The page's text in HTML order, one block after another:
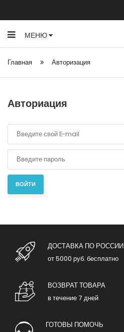
МЕНЮ
Главная Авторизация
Авториация
ВОЙТИ
ДОСТАВКА ПО РОССИИ
от 5000 руб. бесплатно
ВОЗВРАТ ТОВАРА
в течение 7 дней
ГОТОВЫ ПОМОЧЬ